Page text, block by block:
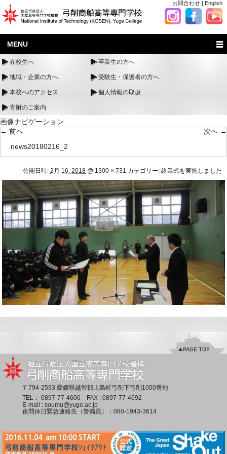
お問合わせ | English
MENU
在校生へ 卒業生の方へ
地域・企業の方へ 受験生・保護者の方へ
本校へのアクセス 個人情報の取扱
寄附のご案内
画像ナビゲーション
← 前へ
次へ →
news20180216_2
公開日時: 2月 16, 2018 @ 1300 × 731 カテゴリー: 終業式を実施しました
〒794-2593 愛媛県越智郡上島町弓削下弓削1000番地
TEL： 0897-77-4606 FAX : 0897-77-4692
E-mail : soumu@yuge.ac.jp
夜間休日緊急連絡先（警備員）： 080-1943-3614